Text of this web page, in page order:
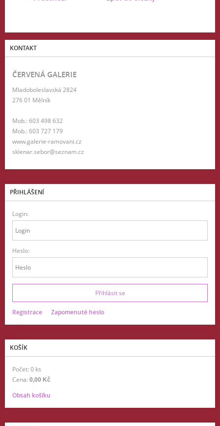
KONTAKT
ČERVENÁ GALERIE
Mladoboleslavská 2824
276 01 Mělník
Mob.: 603 498 632
Mob.: 603 727 179
www.galerie-ramovani.cz
sklenar.sebor@seznam.cz
PŘIHLÁŠENÍ
Login:
Heslo:
Registrace Zapomenuté heslo
KOŠÍK
Počet: 0 ks
Cena: 0,00 Kč
Obsah košíku